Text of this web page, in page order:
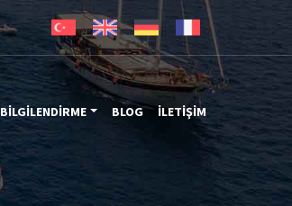
BİLGİLENDİRME BLOG İLETİŞİM